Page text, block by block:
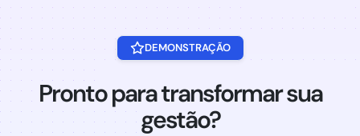
DEMONSTRAÇÃO
Pronto para transformar sua
gestão?